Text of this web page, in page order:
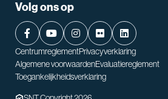
Volg ons op
CentrumreglementPrivacyverklaring
Algemene voorwaardenEvaluatiereglement
Toegankelijkheidsverklaring